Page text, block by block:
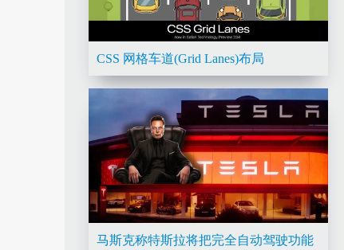
CSS 网格车道(Grid Lanes)布局
马斯克称特斯拉将把完全自动驾驶功能